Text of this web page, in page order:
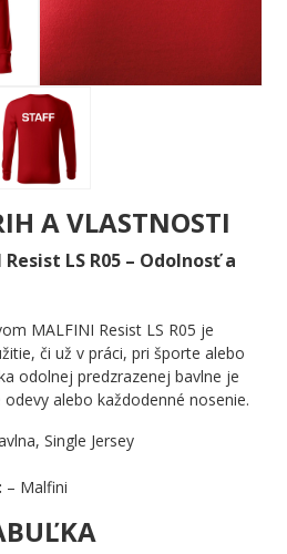
organizáciu, profesionalitu a ľudí,
motív, ktorý nepotrebuje
– a kto ho nosí, ten vie,
festivalov a kultúrnych podujatí,
ktorí riadia prevádzku
v zákulisí a zaslúži si, aby ho
parťáka
veci pod kontrolou? Zaobstaraj si
za teba. Žiadna reč nie je
A VLASTNOSTI
LS R05 – Odolnosť a
MALFINI Resist LS R05 je
či už v práci, pri športe alebo
odolnej predzrazenej bavlne je
alebo každodenné nosenie.
Single Jersey
– Malfini